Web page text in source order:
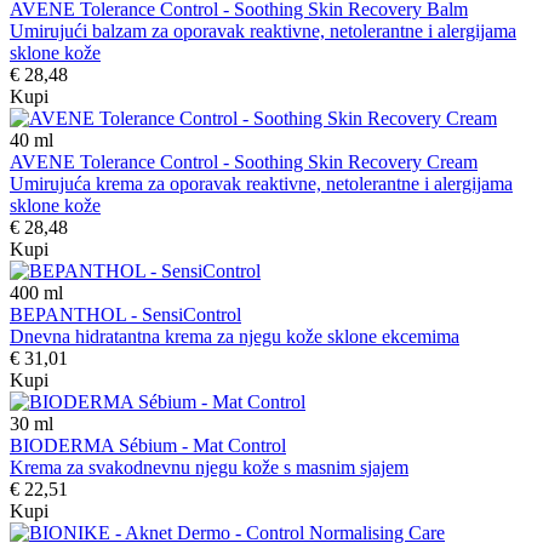
AVENE Tolerance Control - Soothing Skin Recovery Balm
Umirujući balzam za oporavak reaktivne, netolerantne i alergijama
sklone kože
€ 28,48
Kupi
40 ml
AVENE Tolerance Control - Soothing Skin Recovery Cream
Umirujuća krema za oporavak reaktivne, netolerantne i alergijama
sklone kože
€ 28,48
Kupi
400 ml
BEPANTHOL - SensiControl
Dnevna hidratantna krema za njegu kože sklone ekcemima
€ 31,01
Kupi
30 ml
BIODERMA Sébium - Mat Control
Krema za svakodnevnu njegu kože s masnim sjajem
€ 22,51
Kupi